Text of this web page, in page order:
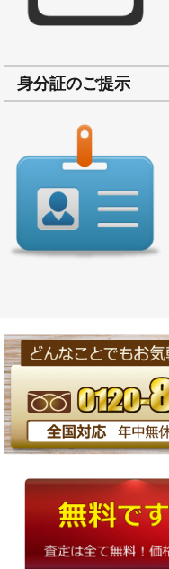
身分証のご提示